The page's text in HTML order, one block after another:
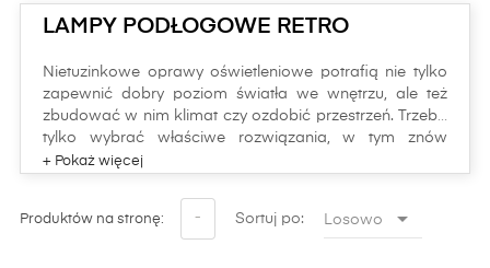
LAMPY PODŁOGOWE RETRO
Nietuzinkowe oprawy oświetleniowe potrafią nie tylko
zapewnić dobry poziom światła we wnętrzu, ale też
zbudować w nim klimat czy ozdobić przestrzeń. Trzeba
tylko wybrać właściwe rozwiązania, w tym znów
modne lampy podłogowe w stylu retro.
oferujemy w tej kategorii w naszym sklepie
internetowym LightPlus.
Produktów na stronę: - Sortuj po: Losowo 